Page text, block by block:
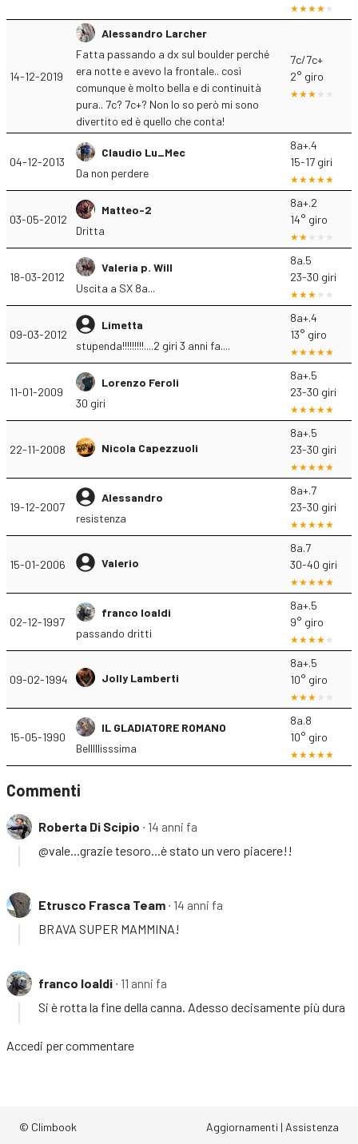
14-12-2019
Alessandro Larcher
Fatta passando a dx sul boulder perché
era notte e avevo la frontale.. così
comunque è molto bella e di continuità
pura.. 7c? 7c+? Non lo so però mi sono
divertito ed è quello che conta!
7c/7c+
2° giro
04-12-2013
Claudio Lu_Mec
Da non perdere
8a+.4
15-17 giri
03-05-2012
Matteo-2
Dritta
8a+.2
14° giro
18-03-2012
Valeria p. Will
Uscita a SX 8a...
8a.5
23-30 giri
09-03-2012
Limetta
stupenda!!!!!!!!!....2 giri 3 anni fa....
8a+.4
13° giro
11-01-2009
Lorenzo Feroli
30 giri
8a+.5
23-30 giri
22-11-2008 Nicola Capezzuoli
8a+.5
23-30 giri
19-12-2007
Alessandro
resistenza
8a+.7
23-30 giri
15-01-2006 Valerio
8a.7
30-40 giri
02-12-1997
franco loaldi
passando dritti
8a+.5
9° giro
09-02-1994 Jolly Lamberti
8a+.5
10° giro
15-05-1990
IL GLADIATORE ROMANO
Belllllisssima
8a.8
10° giro
Commenti
Roberta Di Scipio ∙ 14 anni fa
@vale...grazie tesoro...è stato un vero piacere!!
Etrusco Frasca Team ∙ 14 anni fa
BRAVA SUPER MAMMINA!
franco loaldi ∙ 11 anni fa
Si è rotta la fine della canna. Adesso decisamente più dura
Accedi per commentare
© Climbook Aggiornamenti | Assistenza